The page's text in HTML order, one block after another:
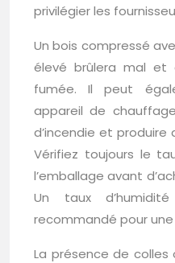
privilégier les
Un bois compressé
élevé brûlera mal et
fumée. Il peut
appareil de
d’incendie et produire
Vérifiez toujours le
l’emballage avant
Un taux
recommandé pour
La présence de colles